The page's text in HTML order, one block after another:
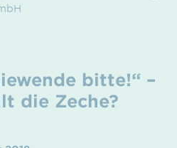
bitte!“ –
die Zeche?